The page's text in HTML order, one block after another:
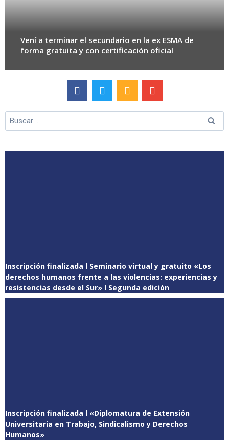
Vení a terminar el secundario en la ex ESMA de
forma gratuita y con certificación oficial
Inscripción finalizada l Seminario virtual y gratuito «Los
derechos humanos frente a las violencias: experiencias y
resistencias desde el Sur» l Segunda edición
Inscripción finalizada l «Diplomatura de Extensión
Universitaria en Trabajo, Sindicalismo y Derechos
Humanos»